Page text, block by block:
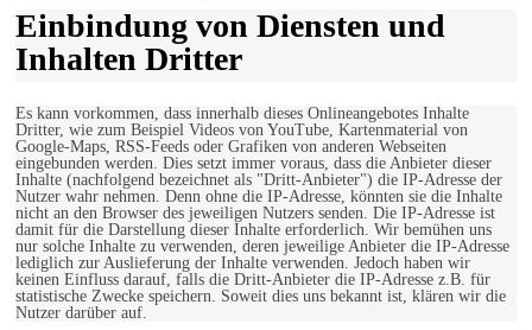
Einbindung von Diensten und
Inhalten Dritter
Es kann vorkommen, dass innerhalb dieses Onlineangebotes Inhalte
Dritter, wie zum Beispiel Videos von YouTube, Kartenmaterial von
Google-Maps, RSS-Feeds oder Grafiken von anderen Webseiten
eingebunden werden. Dies setzt immer voraus, dass die Anbieter dieser
Inhalte (nachfolgend bezeichnet als "Dritt-Anbieter") die IP-Adresse der
Nutzer wahr nehmen. Denn ohne die IP-Adresse, könnten sie die Inhalte
nicht an den Browser des jeweiligen Nutzers senden. Die IP-Adresse ist
damit für die Darstellung dieser Inhalte erforderlich. Wir bemühen uns
nur solche Inhalte zu verwenden, deren jeweilige Anbieter die IP-Adresse
lediglich zur Auslieferung der Inhalte verwenden. Jedoch haben wir
keinen Einfluss darauf, falls die Dritt-Anbieter die IP-Adresse z.B. für
statistische Zwecke speichern. Soweit dies uns bekannt ist, klären wir die
Nutzer darüber auf.